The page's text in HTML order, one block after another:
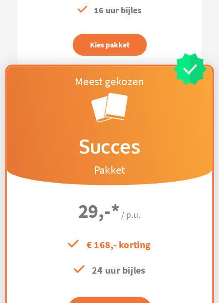
16 uur bijles
Kies pakket
Succes
Pakket
29,-* / p.u.
€ 168,- korting
24 uur bijles